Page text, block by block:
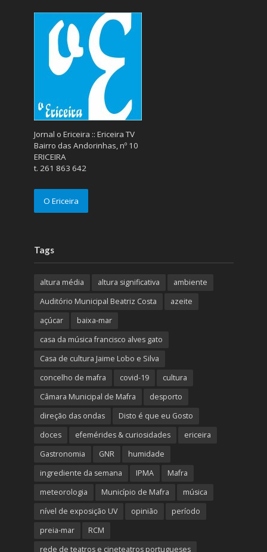
Jornal o Ericeira :: Ericeira TV
Bairro das Andorinhas, nº 10
ERICEIRA
t. 261 863 642
O Ericeira
Tags
altura média altura significativa
ambiente
Auditório Municipal Beatriz Costa
azeite
açúcar
baixa-mar
casa da música francisco alves gato
Casa de cultura Jaime Lobo e Silva
concelho de mafra
covid-19
cultura
Câmara Municipal de Mafra
desporto
direção das ondas
Disto é que eu Gosto
doces
efemérides & curiosidades
ericeira
Gastronomia
GNR
humidade
ingrediente da semana
IPMA
Mafra
meteorologia
Município de Mafra
música
nível de exposição UV
opinião
período
preia-mar
RCM
rede de teatros e cineteatros portugueses